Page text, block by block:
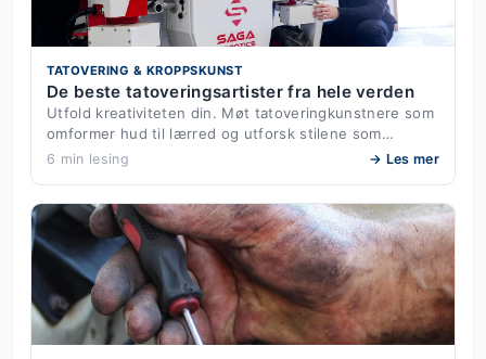
TATOVERING & KROPPSKUNST
De beste tatoveringsartister fra hele verden
Utfold kreativiteten din. Møt tatoveringkunstnere som
omformer hud til lærred og utforsk stilene som…
6 min lesing → Les mer